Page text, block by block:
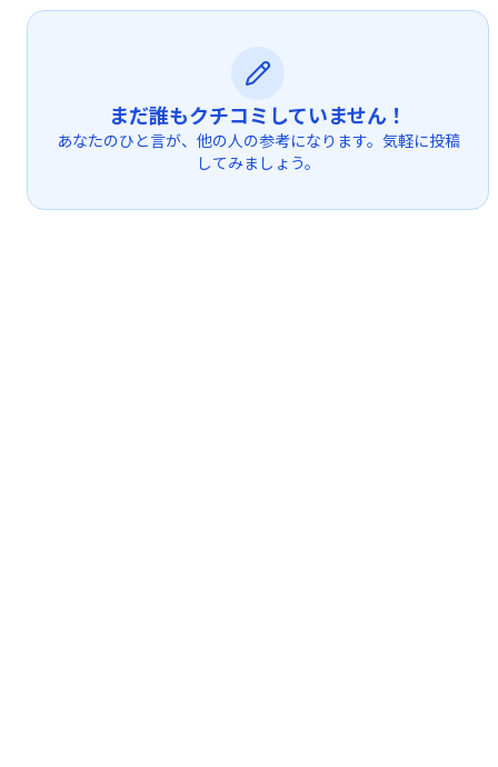
まだ誰もクチコミしていません！
あなたのひと言が、他の人の参考になります。気軽に投稿
してみましょう。